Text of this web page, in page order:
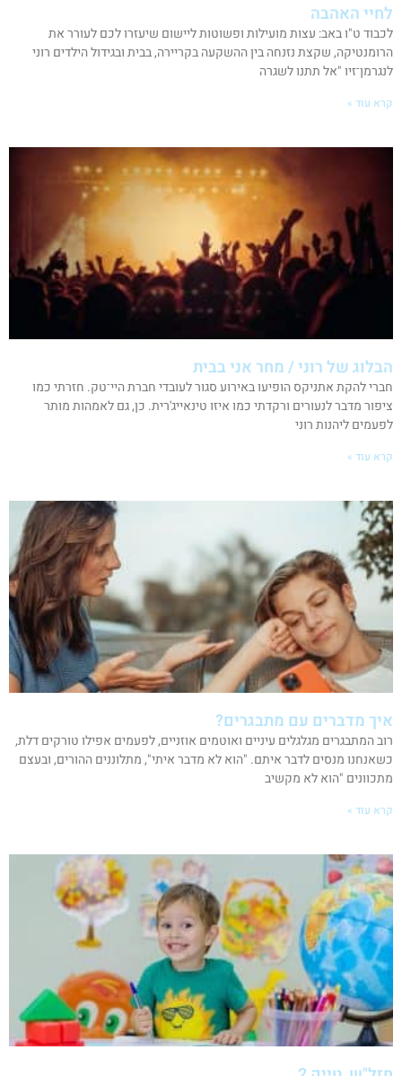
לחיי האהבה
לכבוד ט"ו באב: עצות מועילות ופשוטות ליישום שיעזרו לכם לעורר את
הרומנטיקה, שקצת נזנחה בין ההשקעה בקריירה, בבית ובגידול הילדים רוני
לנגרמן־זיו "אל תתנו לשגרה
קרא עוד »
הבלוג של רוני / מחר אני בבית
חברי להקת אתניקס הופיעו באירוע סגור לעובדי חברת היי־טק. חזרתי כמו
ציפור מדבר לנעורים ורקדתי כמו איזו טינאייג'רית. כן, גם לאמהות מותר
לפעמים ליהנות רוני
קרא עוד »
איך מדברים עם מתבגרים?
רוב המתבגרים מגלגלים עיניים ואוטמים אוזניים, לפעמים אפילו טורקים דלת,
כשאנחנו מנסים לדבר איתם. "הוא לא מדבר איתי", מתלוננים ההורים, ובעצם
מתכוונים "הוא לא מקשיב
קרא עוד »